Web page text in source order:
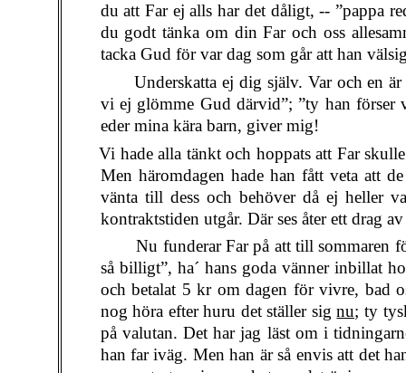
du att Far ej alls har det dåligt, -- ”pappa
du godt tänka om din Far och oss
tacka Gud för var dag som går att han
Underskatta ej dig själv. Var och en
vi ej glömme Gud därvid”; ”ty han förser
eder mina kära barn, giver mig!
Vi hade alla tänkt och hoppats att Far
Men häromdagen hade han fått veta att
vänta till dess och behöver då ej heller
kontraktstiden utgår. Där ses åter ett drag
Nu funderar Far på att till sommaren
så billigt”, ha´ hans goda vänner inbillat
och betalat 5 kr om dagen för vivre, bad
nog höra efter huru det ställer signu; ty
på valutan. Det har jag läst om i
han far iväg. Men han är så envis att det